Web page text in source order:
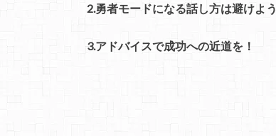
2.勇者モードになる話し方は避けよう
3.アドバイスで成功への近道を！